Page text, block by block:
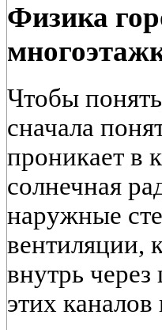
Физика
Чтобы
сначала
проникает в
солнечная
наружные
вентиляции,
внутрь
этих